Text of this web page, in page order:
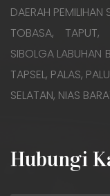
DAERAH PEMILIHAN
TOBASA, TAPUT,
SIBOLGA LABUHAN
TAPSEL, PALAS,
SELATAN, NIAS
Hubungi